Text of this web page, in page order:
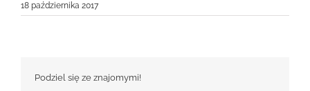
18 października 2017
Podziel się ze znajomymi!